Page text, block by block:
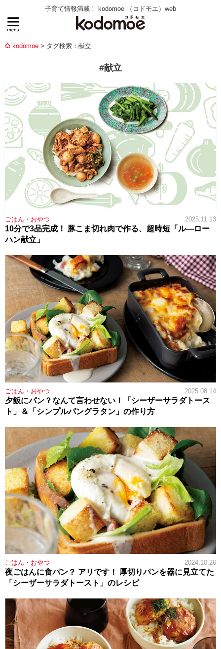
子育て情報満載！ kodomoe （コドモエ）web
kodomoe タグ検索：献立
#献立
ごはん・おやつ 2025.11.13
10分で3品完成！ 豚こま切れ肉で作る、超時短「ル―ロー
ハン献立」
ごはん・おやつ 2025.08.14
夕飯にパン？なんて言わせない！「シーザーサラダトース
ト」＆「シンプルパングラタン」の作り方
ごはん・おやつ 2024.10.26
夜ごはんに食パン？ アリです！ 厚切りパンを器に見立てた
「シーザーサラダトースト」のレシピ